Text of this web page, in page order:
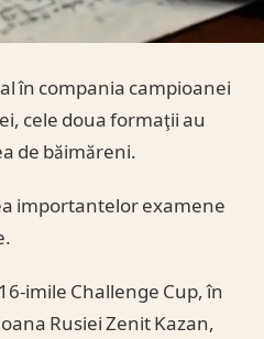
în compania campioanei
cele doua formaţii au
de băimăreni.
importantelor examene
imile Challenge Cup, în
Rusiei Zenit Kazan,